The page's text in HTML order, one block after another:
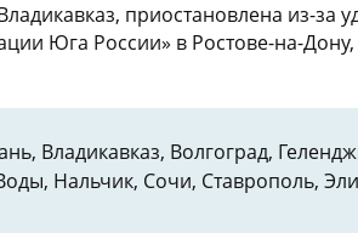
приостановлена из-за
Юга России» в Ростове-на-
Владикавказ, Волгоград,
Нальчик, Сочи, Ставрополь,